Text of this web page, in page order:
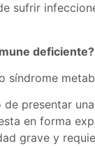
sufrir
deficiente?
síndrome
presentar
en forma
grave y